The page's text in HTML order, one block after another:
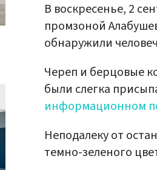
В воскресенье, 2
промзоной
обнаружили
Череп и берцовые
были слегка
информационном
Неподалеку от
темно-зеленого